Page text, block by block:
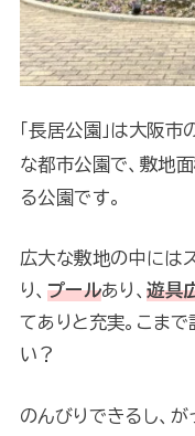
「長居公園」は大阪
な都市公園で、敷地
る公園です。
広大な敷地の中にはス
り、 プールあり、遊具
てありと充実。こま
い？
のんびりできるし、